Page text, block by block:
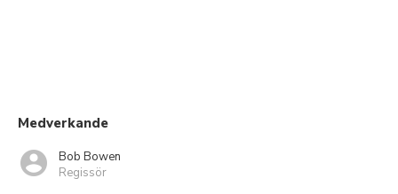
Medverkande
Bob Bowen
Regissör